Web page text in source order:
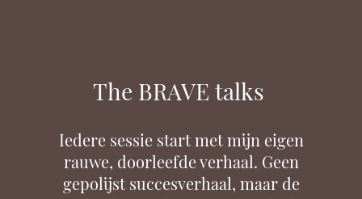
The BRAVE talks
Iedere sessie start met mijn eigen
rauwe, doorleefde verhaal. Geen
gepolijst succesverhaal, maar de